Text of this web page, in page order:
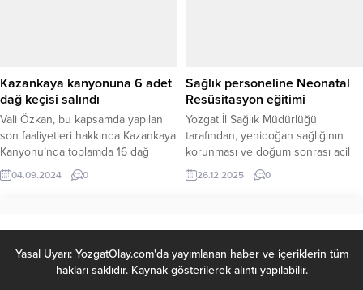
Kazankaya kanyonuna 6 adet
dağ keçisi salındı
Vali Özkan, bu kapsamda yapılan
son faaliyetleri hakkında Kazankaya
Kanyonu’nda toplamda 16 dağ
keçisinin doğaya salındığını belirtti.
04.09.2024 0
Sağlık personeline Neonatal
Resüsitasyon eğitimi
Yozgat İl Sağlık Müdürlüğü
tarafından, yenidoğan sağlığının
korunması ve doğum sonrası acil
durumlarda doğru ve zamanında
müdahalenin sağlanması amacıyla
süren eğitim programına, il
genelindeki sağlık tesislerinde
görev yapan çok sayıda sağlık
26.12.2025 0
Yasal Uyarı: YozgatOlay.com'da yayımlanan haber ve içeriklerin tüm
hakları saklıdır. Kaynak gösterilerek alıntı yapılabilir.